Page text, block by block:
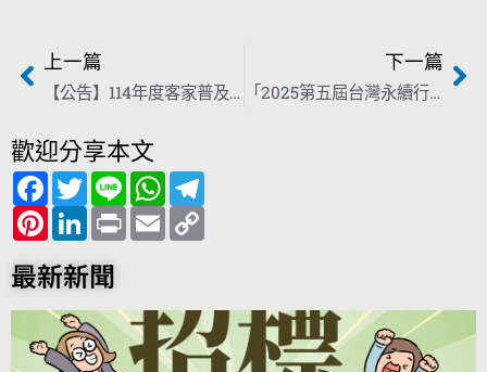
上一篇
【公告】114年度客家普及著作出版補助結果
下一篇
「2025第五屆台灣永續行動獎之台灣傑出永續青年」徵選
歡迎分享本文
F
a
c
e
b
o
o
k
T
w
i
t
t
e
r
L
i
n
e
W
h
a
t
s
p m
P
i
n
t
e
r
e
s
t
L
i
n
k
e
d
I
n
P
r
i
E
m
a
i
n
k
最新新聞